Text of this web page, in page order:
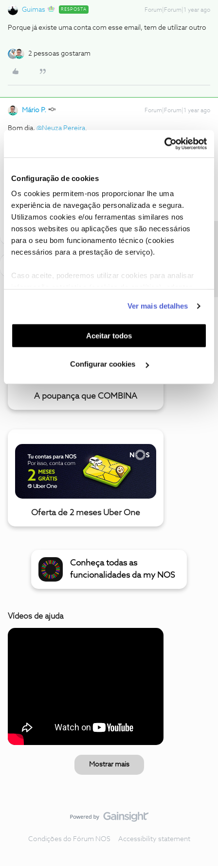
Configuração de cookies
Os cookies permitem-nos proporcionar lhe uma
experiência de navegação personalizada e segura.
Utilizamos cookies e/ou ferramentas similares nos
nossos websites ou aplicações que são necessários
para o seu bom funcionamento técnico (cookies
necessários para a prestação de serviço).
Caso aceite, poderemos utilizar cookies para analisar
funcionalidades (cookies de personalização e
funcionalidade) e adaptar anúncios aos seus interesses
(cookies de publicidade personalizada). Pode gerir a
utilização dos cookies clicando em "Configurar
Ver mais detalhes
Aceitar todos
Configurar cookies
Guimas RESPOSTA Forum|Forum|1 year ago
Porque já existe uma conta com esse email, tem de utilizar outro
2 pessoas gostaram
Mário P. Forum|Forum|1 year ago
Bom dia, @Neuza Pereira.
Ajude a comunidade a encontrar informação relevante. Marque
como "Melhor Resposta" e faça "Like" nos melhores comentários.
A poupança que COMBINA
Oferta de 2 meses Uber One
Conheça todas as
funcionalidades da my NOS
Vídeos de ajuda
Mostrar mais
Condições do Fórum NOS Accessibility statement